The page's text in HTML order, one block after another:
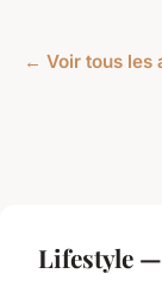
← Voir tous les
Lifestyle